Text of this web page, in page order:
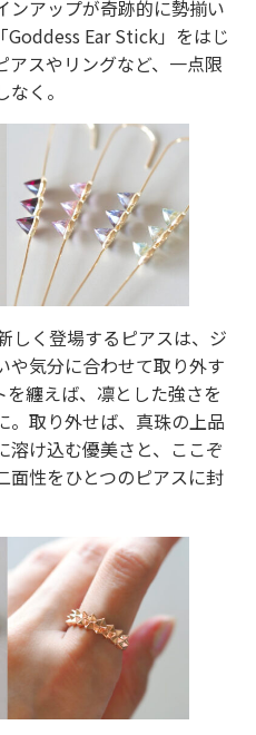
ンアップが奇跡的に勢揃い
Goddess Ear Stick」をはじ
アスやリングなど、一点限
く。
しく登場するピアスは、ジ
や気分に合わせて取り外す
を纏えば、凛とした強さを
。取り外せば、真珠の上品
溶け込む優美さと、ここぞ
面性をひとつのピアスに封